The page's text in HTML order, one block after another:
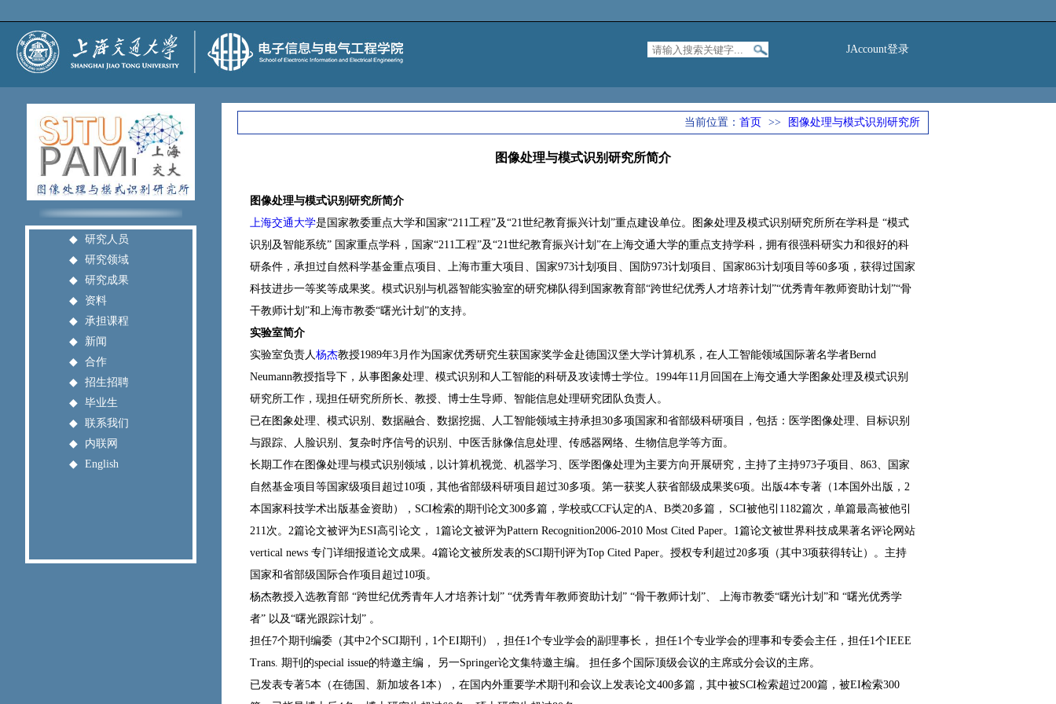
JAccount登录
◆
研究人员
◆
研究领域
◆
研究成果
◆
资料
◆
承担课程
◆
新闻
◆
合作
◆
招生招聘
◆
毕业生
◆
联系我们
◆
内联网
◆
English
当前位置： 首页 >> 图像处理与模式识别研究所
图像处理与模式识别研究所简介
图像处理与模式识别研究所简介
上海交通大学是国家教委重点大学和国家“211工程”及“21世纪教育振兴计划”重点建设单位。图象处理及模式识别研究所所在学科是 “模式
识别及智能系统” 国家重点学科，国家“211工程”及“21世纪教育振兴计划”在上海交通大学的重点支持学科，拥有很强科研实力和很好的科
研条件，承担过自然科学基金重点项目、上海市重大项目、国家973计划项目、国防973计划项目、国家863计划项目等60多项，获得过国家
科技进步一等奖等成果奖。模式识别与机器智能实验室的研究梯队得到国家教育部“跨世纪优秀人才培养计划”“优秀青年教师资助计划”“骨
干教师计划”和上海市教委“曙光计划”的支持。
实验室简介
实验室负责人杨杰教授1989年3月作为国家优秀研究生获国家奖学金赴德国汉堡大学计算机系，在人工智能领域国际著名学者Bernd
Neumann教授指导下，从事图象处理、模式识别和人工智能的科研及攻读博士学位。1994年11月回国在上海交通大学图象处理及模式识别
研究所工作，现担任研究所所长、教授、博士生导师、智能信息处理研究团队负责人。
已在图象处理、模式识别、数据融合、数据挖掘、人工智能领域主持承担30多项国家和省部级科研项目，包括：医学图像处理、目标识别
与跟踪、人脸识别、复杂时序信号的识别、中医舌脉像信息处理、传感器网络、生物信息学等方面。
长期工作在图像处理与模式识别领域，以计算机视觉、机器学习、医学图像处理为主要方向开展研究，主持了主持973子项目、863、国家
自然基金项目等国家级项目超过10项，其他省部级科研项目超过30多项。第一获奖人获省部级成果奖6项。出版4本专著（1本国外出版，2
本国家科技学术出版基金资助），SCI检索的期刊论文300多篇，学校或CCF认定的A、B类20多篇， SCI被他引1182篇次，单篇最高被他引
211次。2篇论文被评为ESI高引论文， 1篇论文被评为Pattern Recognition2006-2010 Most Cited Paper。1篇论文被世界科技成果著名评论网站
vertical news 专门详细报道论文成果。4篇论文被所发表的SCI期刊评为Top Cited Paper。授权专利超过20多项（其中3项获得转让）。主持
国家和省部级国际合作项目超过10项。
杨杰教授入选教育部 “跨世纪优秀青年人才培养计划” “优秀青年教师资助计划” “骨干教师计划”、 上海市教委“曙光计划”和 “曙光优秀学
者” 以及“曙光跟踪计划” 。
担任7个期刊编委（其中2个SCI期刊，1个EI期刊），担任1个专业学会的副理事长， 担任1个专业学会的理事和专委会主任，担任1个IEEE
Trans. 期刊的special issue的特邀主编， 另一Springer论文集特邀主编。 担任多个国际顶级会议的主席或分会议的主席。
已发表专著5本（在德国、新加坡各1本），在国内外重要学术期刊和会议上发表论文400多篇，其中被SCI检索超过200篇，被EI检索300